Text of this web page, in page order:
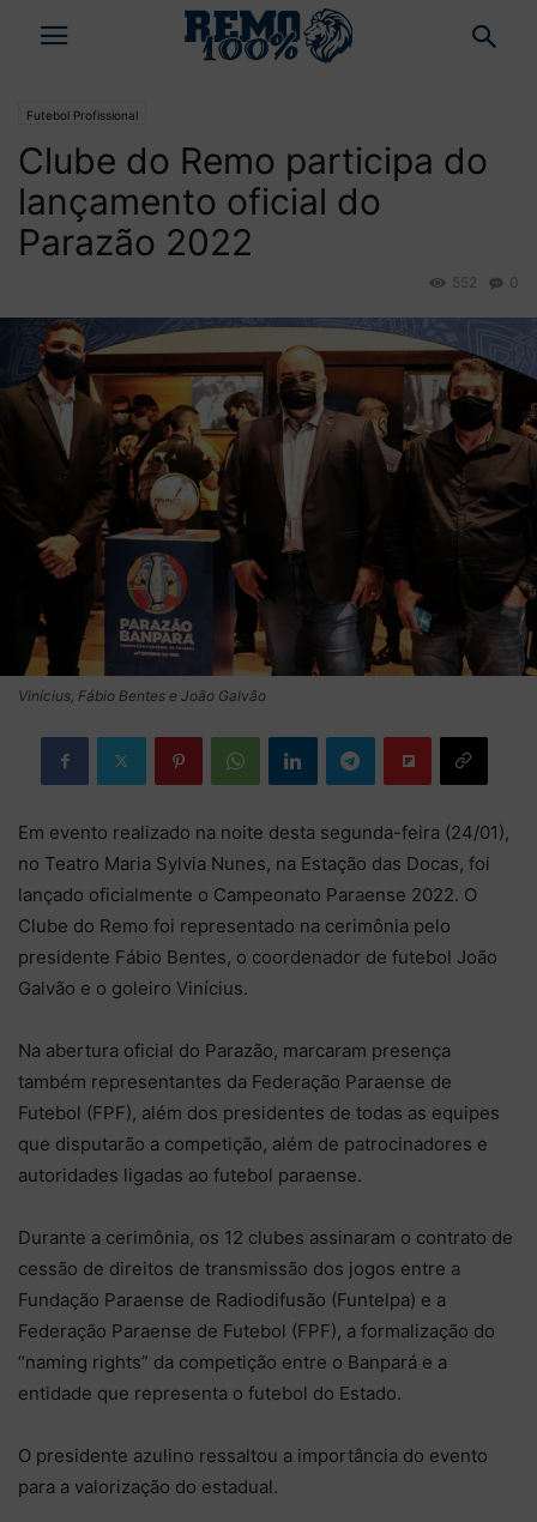
Futebol Profissional
Clube do Remo participa do
lançamento oficial do
Parazão 2022
0
552
Vinícius, Fábio Bentes e João Galvão
Em evento realizado na noite desta segunda-feira (24/01),
no Teatro Maria Sylvia Nunes, na Estação das Docas, foi
lançado oficialmente o Campeonato Paraense 2022. O
Clube do Remo foi representado na cerimônia pelo
presidente Fábio Bentes, o coordenador de futebol João
Galvão e o goleiro Vinícius.
Na abertura oficial do Parazão, marcaram presença
também representantes da Federação Paraense de
Futebol (FPF), além dos presidentes de todas as equipes
que disputarão a competição, além de patrocinadores e
autoridades ligadas ao futebol paraense.
Durante a cerimônia, os 12 clubes assinaram o contrato de
cessão de direitos de transmissão dos jogos entre a
Fundação Paraense de Radiodifusão (Funtelpa) e a
Federação Paraense de Futebol (FPF), a formalização do
“naming rights” da competição entre o Banpará e a
entidade que representa o futebol do Estado.
O presidente azulino ressaltou a importância do evento
para a valorização do estadual.